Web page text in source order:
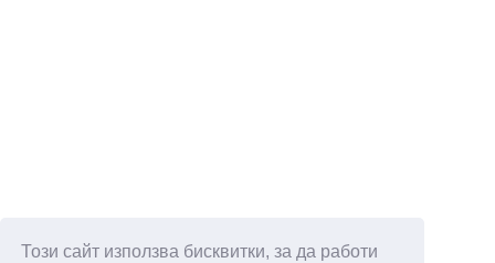
Този сайт използва бисквитки, за да работи